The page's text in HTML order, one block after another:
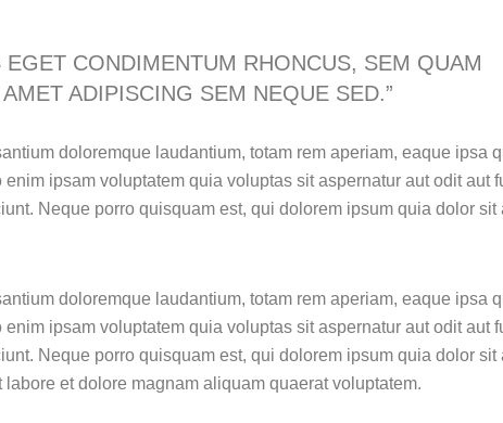
CONDIMENTUM RHONCUS, SEM QUAM
ADIPISCING SEM NEQUE SED.”
doloremque laudantium, totam rem aperiam, eaque ipsa
ipsam voluptatem quia voluptas sit aspernatur aut odit aut
Neque porro quisquam est, qui dolorem ipsum quia dolor sit
doloremque laudantium, totam rem aperiam, eaque ipsa
ipsam voluptatem quia voluptas sit aspernatur aut odit aut
Neque porro quisquam est, qui dolorem ipsum quia dolor sit
et dolore magnam aliquam quaerat voluptatem.